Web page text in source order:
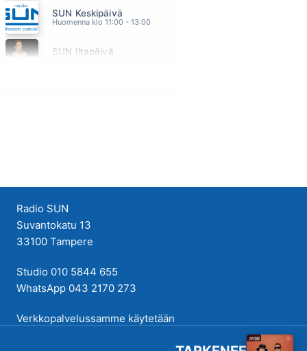
SUN Keskipäivä
Huomenna klo 11:00 - 13:00
SUN Iltapäivä
Radio SUN
Suvantokatu 13
33100 Tampere
Studio 010 5844 655
WhatsApp 043 2170 273
Verkkopalvelussamme käytetään